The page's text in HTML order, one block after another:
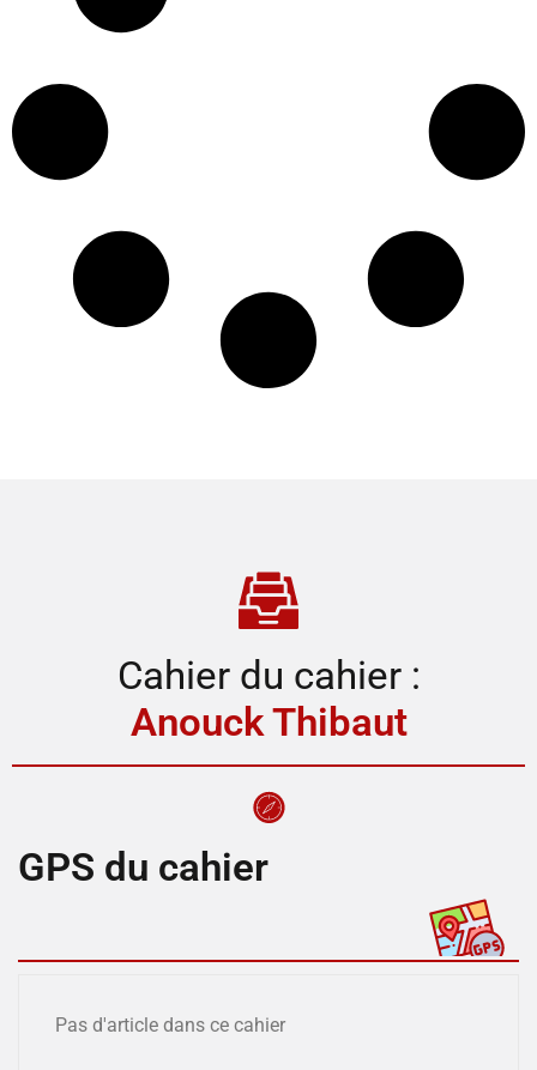
Cahier du cahier :
Anouck Thibaut
GPS du cahier
Pas d'article dans ce cahier